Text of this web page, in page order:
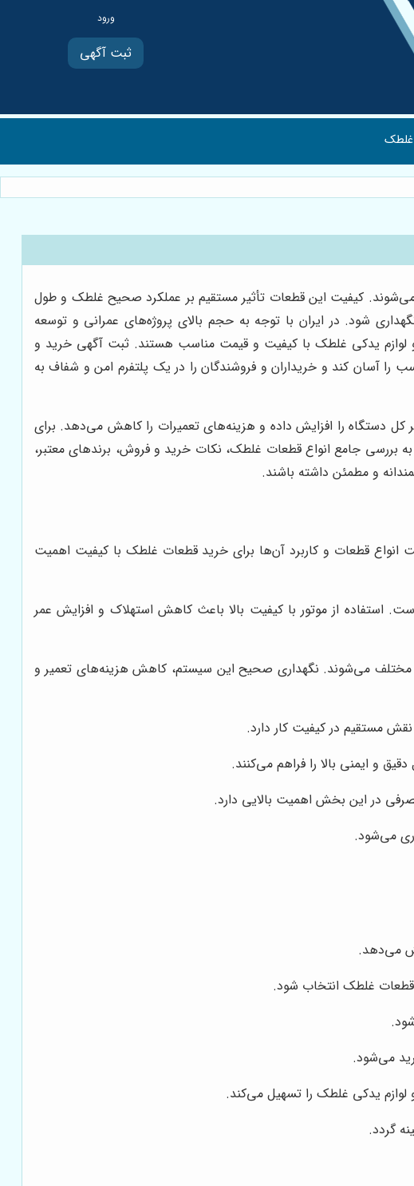
ثبت آگهی
کیفیت این قطعات تأثیر مستقیم بر عملکرد صحیح غلطک و طول
شود. در ایران با توجه به حجم بالای پروژه‌های عمرانی و توسعه
لوازم یدکی غلطک با کیفیت و قیمت مناسب هستند. ثبت آگهی خرید و
آسان کند و خریداران و فروشندگان را در یک پلتفرم امن و شفاف به
کل دستگاه را افزایش داده و هزینه‌های تعمیرات را کاهش می‌دهد. برای
جامع انواع قطعات غلطک، نکات خرید و فروش، برندهای معتبر،
و مطمئن داشته باشند.
قطعات و کاربرد آن‌ها برای خرید قطعات غلطک با کیفیت اهمیت
از موتور با کیفیت بالا باعث کاهش استهلاک و افزایش عمر
می‌شوند. نگهداری صحیح این سیستم، کاهش هزینه‌های تعمیر و
مستقیم در کیفیت کار دارد.
و ایمنی بالا را فراهم می‌کنند.
در این بخش اهمیت بالایی دارد.
می‌شود.
می‌دهد.
غلطک انتخاب شود.
می‌شود.
یدکی غلطک را تسهیل می‌کند.
گردد.